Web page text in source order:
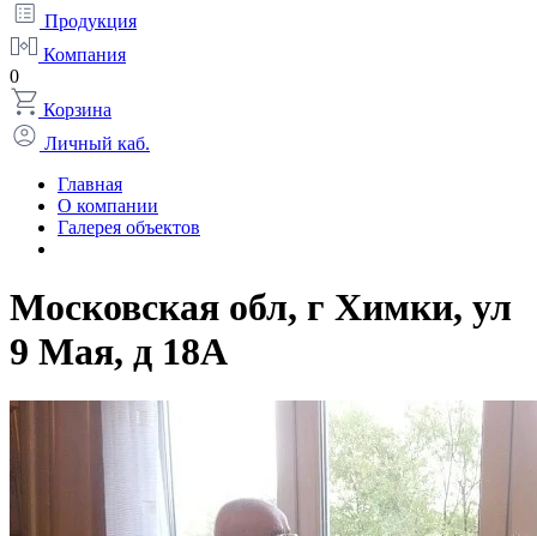
Продукция
Компания
0
Корзина
Личный каб.
Главная
О компании
Галерея объектов
Московская обл, г Химки, ул
9 Мая, д 18А